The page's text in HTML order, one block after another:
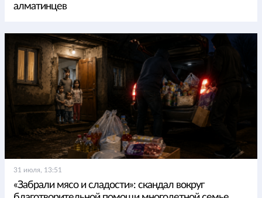
алматинцев
31 июля, 13:51
«Забрали мясо и сладости»: скандал вокруг